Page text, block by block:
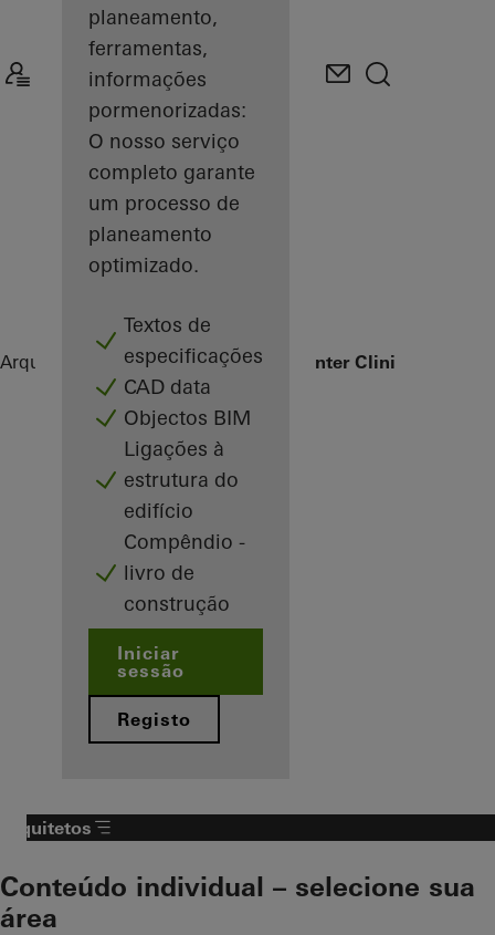
planeamento,
ferramentas,
informações
pormenorizadas:
O nosso serviço
completo garante
um processo de
planeamento
optimizado.
Textos de
especificações
CAD data
Objectos BIM
Ligações à
estrutura do
edifício
Compêndio -
livro de
construção
Iniciar
sessão
Registo
Arquitetos Referências Operational Center Clinic Munich
Arquitetos
Conteúdo individual – selecione sua
área​